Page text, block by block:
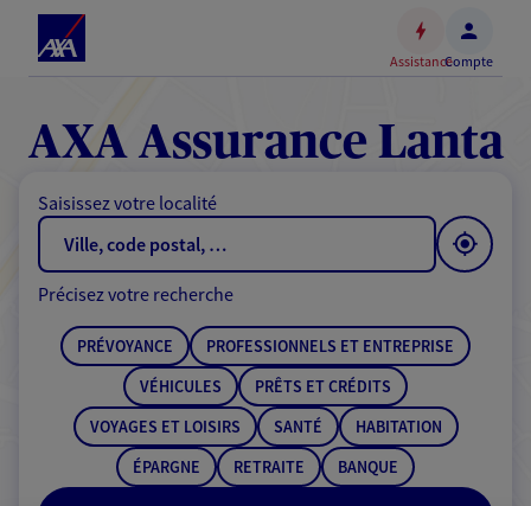
Accéder
contenu
principal
au
de
AssistanceCompte
AXA Assurance Lanta
Saisissez votre localité
Précisez votre recherche
PRÉVOYANCE
PROFESSIONNELS ET ENTREPRISE
VÉHICULES
PRÊTS ET CRÉDITS
VOYAGES ET LOISIRS
SANTÉ
HABITATION
ÉPARGNE
RETRAITE BANQUE